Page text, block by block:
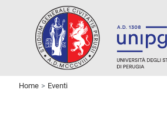
Home Eventi